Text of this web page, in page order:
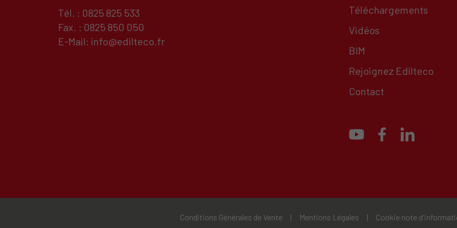
Tél. : 0825 825 533
Fax. : 0825 850 050
E-Mail: info@edilteco.fr
Téléchargements
Vidéos
BIM
Rejoignez Edilteco
Contact
Conditions Générales de Vente | Mentions Légales | Cookie note